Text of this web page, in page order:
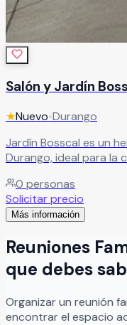
Salón y Jardín
★Nuevo•Durango
Jardín Bosscal es un
Durango, ideal para la
ofrecer todo lo
en una experiencia
para cada uno de sus
0 personas
Solicitar precio
Más información
Reuniones
que debes
Organizarun reunión
encontrar el espacio